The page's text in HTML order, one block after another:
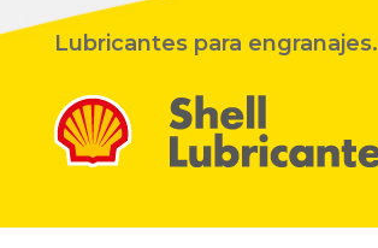
Lubricantes para engranajes.